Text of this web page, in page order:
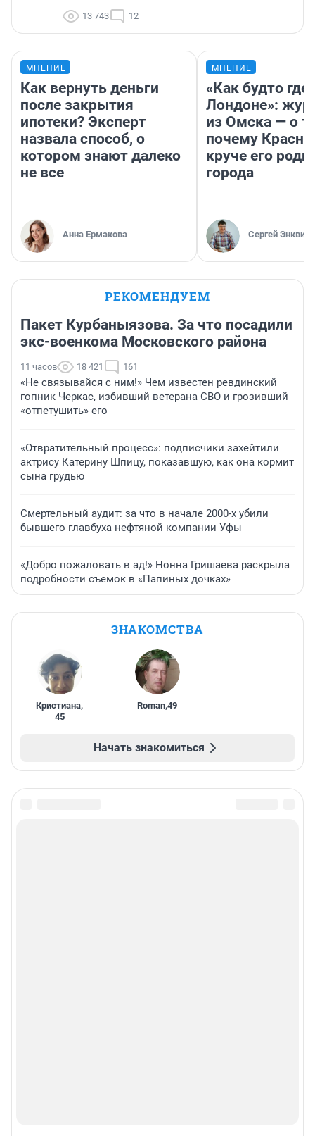
13 743 12
МНЕНИЕ
Как вернуть деньги
после закрытия
ипотеки? Эксперт
назвала способ, о
котором знают далеко
не все
Анна Ермакова
МНЕНИЕ
«Как будто
Лондоне»:
из Омска — о
почему
круче его
города
Сергей Энквист
РЕКОМЕНДУЕМ
Пакет Курбаныязова. За что посадили
экс-военкома Московского района
11 часов 18 421 161
«Не связывайся с ним!» Чем известен ревдинский
гопник Черкас, избивший ветерана СВО и грозивший
«отпетушить» его
«Отвратительный процесс»: подписчики захейтили
актрису Катерину Шпицу, показавшую, как она кормит
сына грудью
Смертельный аудит: за что в начале 2000-х убили
бывшего главбуха нефтяной компании Уфы
«Добро пожаловать в ад!» Нонна Гришаева раскрыла
подробности съемок в «Папиных дочках»
ЗНАКОМСТВА
Кристиана,
45
Roman,49
Начать знакомиться